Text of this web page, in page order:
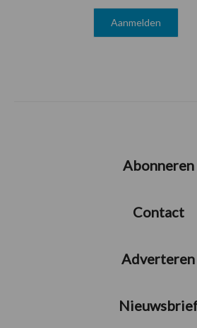
Abonneren
Contact
Adverteren